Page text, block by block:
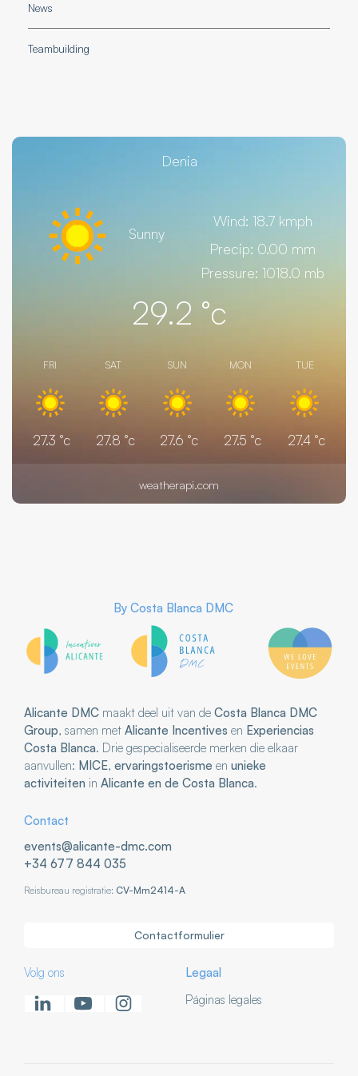
News
Teambuilding
Denia
Sunny
Wind: 18.7 kmph
Precip: 0.00 mm
Pressure: 1018.0 mb
29.2 °c
FRI
27.3 °c
SAT
27.8 °c
SUN
27.6 °c
MON
27.5 °c
TUE
27.4°c
weatherapi.com
By Costa Blanca DMC
Alicante DMC maakt deel uit van de Costa Blanca DMC
Group, samen met Alicante Incentives en Experiencias
Costa Blanca. Drie gespecialiseerde merken die elkaar
aanvullen: MICE, ervaringstoerisme en unieke
activiteiten in Alicante en de Costa Blanca.
Contact
events@alicante-dmc.com
+34 677 844 035
Reisbureau registratie: CV-Mm2414-A
Contactformulier
Volg ons
Legaal
Páginas legales